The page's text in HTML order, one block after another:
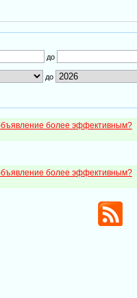
до
до
более эффективным?
более эффективным?